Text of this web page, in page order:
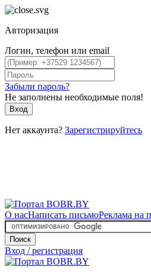
Авторизация
Логин, телефон или email
Забыли пароль?
Не заполнены необходимые поля!
Вход
Нет аккаунта? Зарегистрируйтесь
О насНаписать письмоРеклама на
Поиск
Вход / регистрация